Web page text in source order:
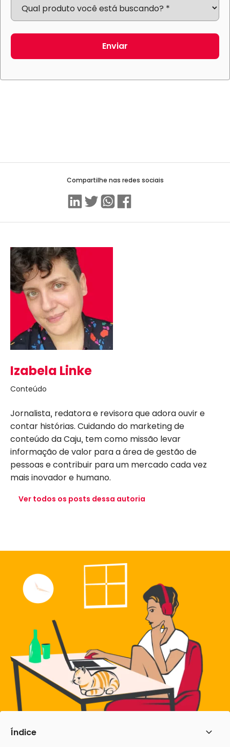
Índice
Enviar
Compartilhe nas redes sociais
LinkedinTwitterWhatsApp
Facebook
Izabela Linke
Conteúdo
Jornalista, redatora e revisora que adora ouvir e
contar histórias. Cuidando do marketing de
conteúdo da Caju, tem como missão levar
informação de valor para a área de gestão de
pessoas e contribuir para um mercado cada vez
mais inovador e humano.
Ver todos os posts dessa autoria